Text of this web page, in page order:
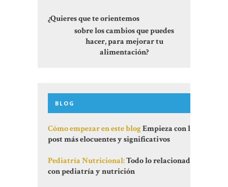
¿Quieres que te orientemos
sobre los cambios que puedes
hacer, para mejorar tu
alimentación?
BLOG
Cómo empezar en este blogEmpieza con los
post más elocuentes y significativos
Pediatría Nutricional:Todo lo relacionado
con pediatría y nutrición